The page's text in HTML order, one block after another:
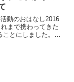
ミサイ...
動のおはなし2016
まで携わってきた
とにしました。役